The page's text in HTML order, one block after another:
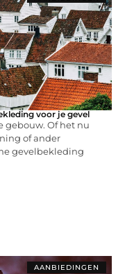
voor je gevel
gebouw. Of het nu
of ander
gevelbekleding
AANBIEDINGEN